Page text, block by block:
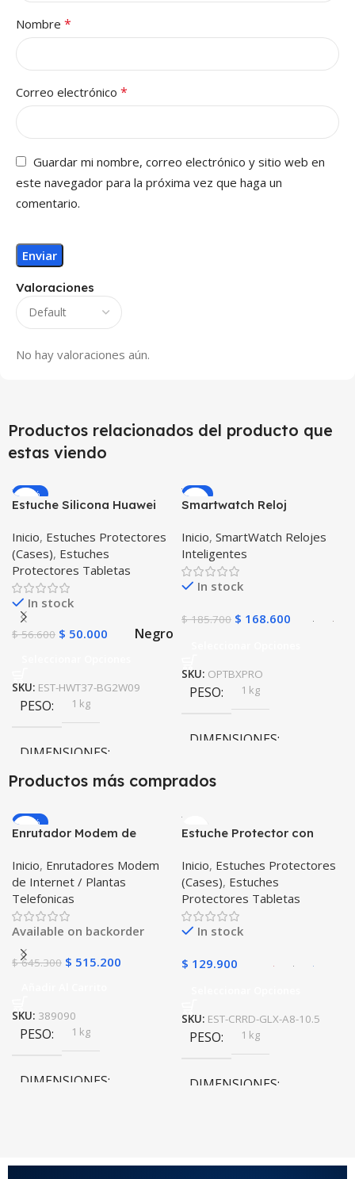
Valoraciones
No hay valoraciones aún.
Nombre *
Correo electrónico *
Guardar mi nombre, correo electrónico y sitio web en
este navegador para la próxima vez que haga un
comentario.
Productos relacionados del producto que
estas viendo
-12%
Estuche Silicona Huawei
Inicio, Estuches Protectores
(Cases), Estuches
Protectores Tabletas
In stock
$56.600 $ 50.000 Negro
SKU: EST-HWT37-BG2W09
PESO 1 kg
DIMENSIONES
COLOR Negro
-9%
Smartwatch Reloj
BAND X PRO™
(Smartwatch p70)
Compatible Android IOS
Inicio, SmartWatch Relojes
Inteligentes
In stock
$185.700 $ 168.600
SKU: OPTBXPRO
PESO 1 kg
DIMENSIONES
10 × 10 × 10 cm
Productos más comprados
-20%
Enrutador Modem de
Libre Todo Operador 4G
LTE SIMCARD
Inicio, Enrutadores Modem
de Internet / Plantas
Telefonicas
Available on backorder
$645.300 $ 515.200
SKU: 389090
PESO 1 kg
DIMENSIONES
Estuche Protector con
Tablet Samsung Galaxy
Tab A8 10.5 2021 – 2022
SM-x200 SM-x205 Anti
golpes con soporte
Inicio, Estuches Protectores
(Cases), Estuches
Protectores Tabletas
In stock
$ 129.900
SKU: EST-CRRD-GLX-A8-10.5
PESO 1 kg
DIMENSIONES
COLOR